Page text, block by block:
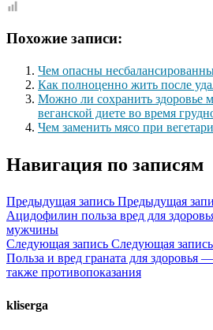
Похожие записи:
Чем опасны
Как полноценно жить после
Можно ли сохранить здоровье
веганской диете во время
Чем заменить мясо при
Навигация по записям
Предыдущая запись Предыдущая
Ацидофилин польза вред для
мужчины
Следующая запись Следующая
Польза и вред граната для здоровья
также противопоказания
kliserga